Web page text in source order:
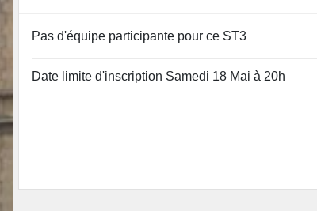
Pas d'équipe participante pour ce ST3
Date limite d'inscription Samedi 18 Mai à 20h